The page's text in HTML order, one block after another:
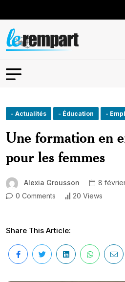
- Actualités - Éducation -
Une formation en
pour les femmes
Alexia Grousson
8
0 Comments
20 Views
Share This Article: